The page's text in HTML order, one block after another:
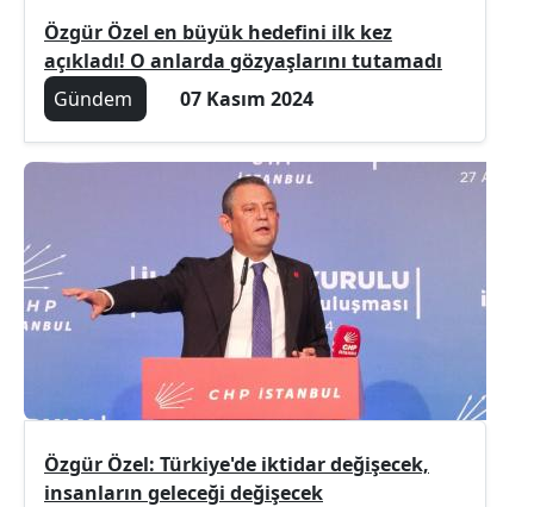
Özgür Özel en büyük hedefini ilk kez
açıkladı! O anlarda gözyaşlarını tutamadı
Gündem
07 Kasım 2024
Özgür Özel: Türkiye'de iktidar değişecek,
insanların geleceği değişecek